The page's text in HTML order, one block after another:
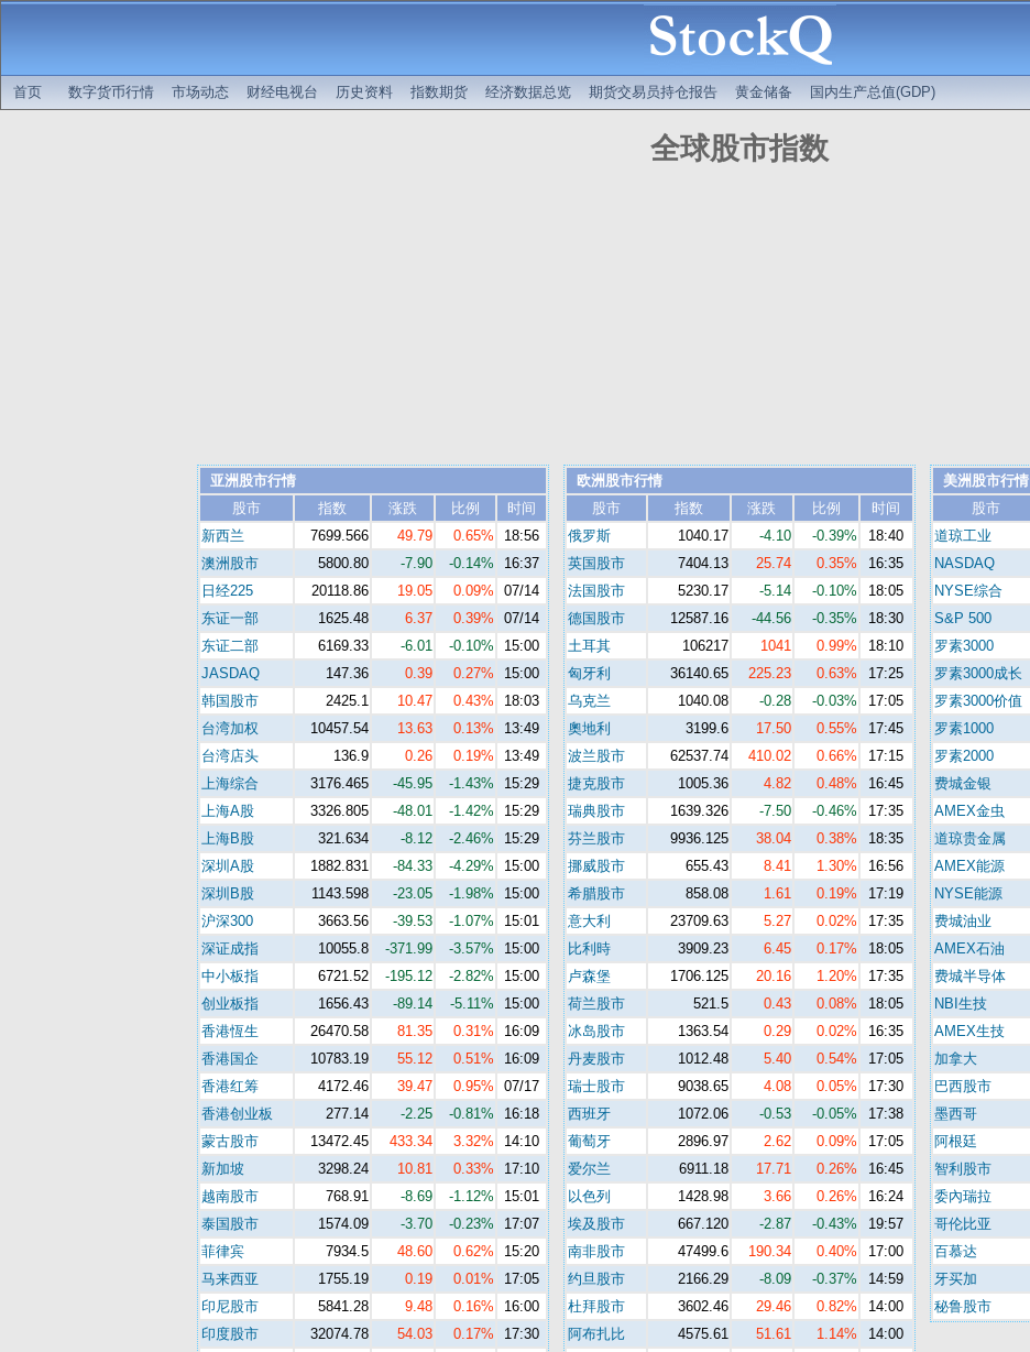
首页 数字货币行情 市场动态 财经电视台 历史资料 指数期货 经济数据总览 期货交易员持仓报告 黄金储备 国内生产总值(GDP)
全球股市指数
亚洲股市行情
股市
指数 涨跌 比例
时间
新西兰
7699.566 49.79 0.65%
18:56
澳洲股市
5800.80 -7.90 -0.14%
16:37
日经225
20118.86 19.05 0.09%
07/14
东证一部
1625.48 6.37 0.39%
07/14
东证二部
6169.33 -6.01 -0.10%
15:00
JASDAQ
147.36 0.39 0.27%
15:00
韩国股市
2425.1 10.47 0.43%
18:03
台湾加权
10457.54 13.63 0.13%
13:49
台湾店头
136.9 0.26 0.19%
13:49
上海综合
3176.465 -45.95 -1.43%
15:29
上海A股
3326.805 -48.01 -1.42%
15:29
上海B股
321.634 -8.12 -2.46%
15:29
深圳A股
1882.831 -84.33 -4.29%
15:00
深圳B股
1143.598 -23.05 -1.98%
15:00
沪深300
3663.56 -39.53 -1.07%
15:01
深证成指
10055.8 -371.99 -3.57%
15:00
中小板指
6721.52 -195.12 -2.82%
15:00
创业板指
1656.43 -89.14 -5.11%
15:00
香港恆生
26470.58 81.35 0.31%
16:09
香港国企
10783.19 55.12 0.51%
16:09
香港红筹
4172.46 39.47 0.95%
07/17
香港创业板
277.14 -2.25 -0.81%
16:18
蒙古股市
13472.45 433.34 3.32%
14:10
新加坡
3298.24 10.81 0.33%
17:10
越南股市
768.91 -8.69 -1.12%
15:01
泰国股市
1574.09 -3.70 -0.23%
17:07
菲律宾
7934.5 48.60 0.62%
15:20
马来西亚
1755.19 0.19 0.01%
17:05
印尼股市
5841.28 9.48 0.16%
16:00
印度股市
32074.78 54.03 0.17%
17:30
欧洲股市行情
股市
指数 涨跌 比例
时间
俄罗斯
1040.17 -4.10 -0.39%
18:40
英国股市
7404.13 25.74 0.35%
16:35
法国股市
5230.17 -5.14 -0.10%
18:05
德国股市
12587.16 -44.56 -0.35%
18:30
土耳其
106217 1041 0.99%
18:10
匈牙利
36140.65 225.23 0.63%
17:25
乌克兰
1040.08 -0.28 -0.03%
17:05
奧地利
3199.6 17.50 0.55%
17:45
波兰股市
62537.74 410.02 0.66%
17:15
捷克股市
1005.36 4.82 0.48%
16:45
瑞典股市
1639.326 -7.50 -0.46%
17:35
芬兰股市
9936.125 38.04 0.38%
18:35
挪威股市
655.43 8.41 1.30%
16:56
希腊股市
858.08 1.61 0.19%
17:19
意大利
23709.63 5.27 0.02%
17:35
比利時
3909.23 6.45 0.17%
18:05
卢森堡
1706.125 20.16 1.20%
17:35
荷兰股市
521.5 0.43 0.08%
18:05
冰岛股市
1363.54 0.29 0.02%
16:35
丹麦股市
1012.48 5.40 0.54%
17:05
瑞士股市
9038.65 4.08 0.05%
17:30
西班牙
1072.06 -0.53 -0.05%
17:38
葡萄牙
2896.97 2.62 0.09%
17:05
爱尔兰
6911.18 17.71 0.26%
16:45
以色列
1428.98 3.66 0.26%
16:24
埃及股市
667.120 -2.87 -0.43%
19:57
南非股市
47499.6 190.34 0.40%
17:00
约旦股市
2166.29 -8.09 -0.37%
14:59
杜拜股市
3602.46 29.46 0.82%
14:00
阿布扎比
4575.61 51.61 1.14%
14:00
美洲股市行情
股市
道琼工业
NASDAQ
NYSE综合
S&P 500
罗素3000
罗素3000成长
罗素3000价值
罗素1000
罗素2000
费城金银
AMEX金虫
道琼贵金属
AMEX能源
NYSE能源
费城油业
AMEX石油
费城半导体
NBI生技
AMEX生技
加拿大
巴西股市
墨西哥
阿根廷
智利股市
委內瑞拉
哥伦比亚
百慕达
牙买加
秘鲁股市